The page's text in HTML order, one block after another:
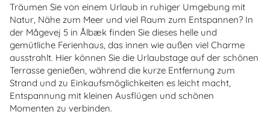
Träumen Sie von einem Urlaub in ruhiger Umgebung mit
Natur, Nähe zum Meer und viel Raum zum Entspannen? In
der Mågevej 5 in Ålbæk finden Sie dieses helle und
gemütliche Ferienhaus, das innen wie außen viel Charme
ausstrahlt. Hier können Sie die Urlaubstage auf der schönen
Terrasse genießen, während die kurze Entfernung zum
Strand und zu Einkaufsmöglichkeiten es leicht macht,
Entspannung mit kleinen Ausflügen und schönen
Momenten zu verbinden.